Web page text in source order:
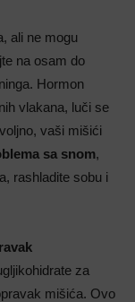
ali ne mogu
na osam do
Hormon
vlakana, luči se
vaši mišići
sa snom,
rashladite sobu i
za
mišića. Ovo